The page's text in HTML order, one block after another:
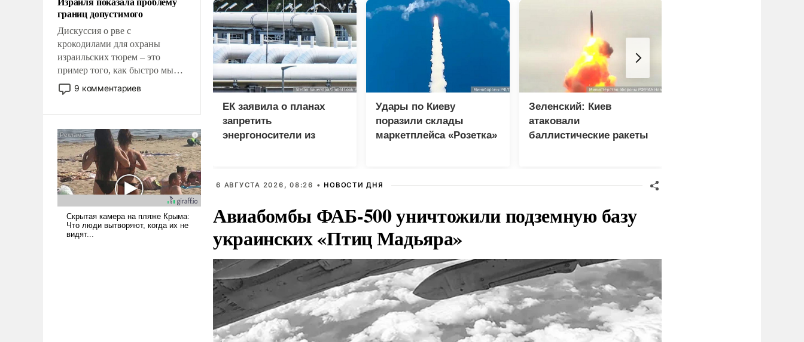
границ допустимого
Дискуссия о рве с
крокодилами для охраны
израильских тюрем – это
пример того, как быстро мы
двигаемся по пути
революционных изменений.
псевдонаучной фантастики,
стало всерьез обсуждаемой
идеей.
9 комментариев
ЕК заявила о планах
запретить
энергоносители из
Удары по Киеву
поразили склады
маркетплейса «Розетка»
Зеленский: Киев
атаковали
баллистические ракеты
6 АВГУСТА 2026, 08:26 • НОВОСТИ ДНЯ
Авиабомбы ФАБ-500 уничтожили подземную базу
украинских «Птиц Мадьяра»